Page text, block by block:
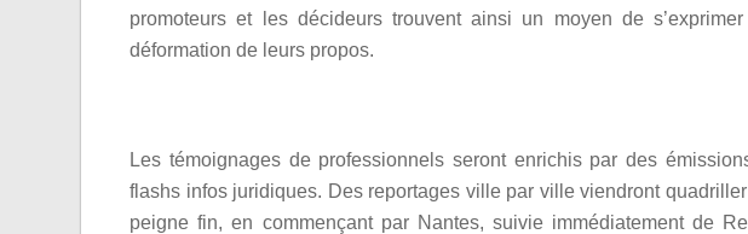
promoteurs et les décideurs trouvent ainsi un moyen de
déformation de leurs propos.
Les témoignages de professionnels seront enrichis par des
flashs infos juridiques. Des reportages ville par ville viendront
peigne fin, en commençant par Nantes, suivie immédiatement de